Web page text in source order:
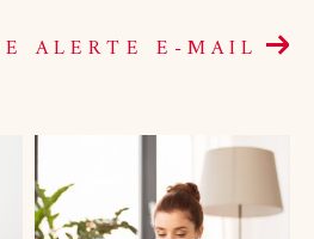
ALERTE E-MAIL
CRITÈRES
PARKING PISCINE